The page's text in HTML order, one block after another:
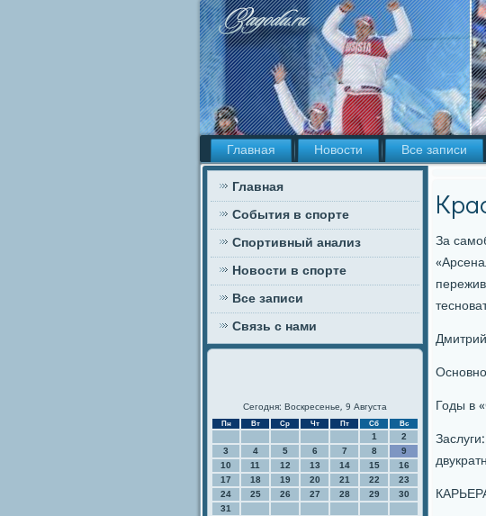
Главная Новости Все записи
Главная
События в спорте
Спортивный анализ
Новости в спорте
Все записи
Связь с нами
Сегодня: Воскресенье, 9 Августа
Пн Вт Ср Чт Пт Сб Вс
1
2
3
4 5 6 7 8
9
10
11 12 13 14 15
16
17
18 19 20 21 22
23
24
25 26 27 28 29
30
31
За
Годы в